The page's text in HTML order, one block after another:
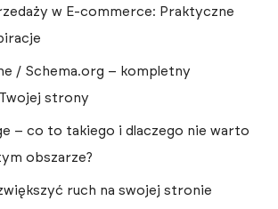
w E-commerce: Praktyczne
/ Schema.org – kompletny
strony
– co to takiego i dlaczego nie warto
obszarze?
ruch na swojej stronie